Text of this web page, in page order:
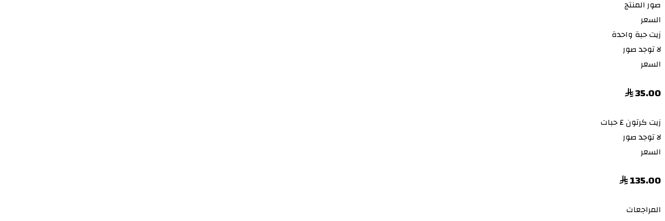
صور المنتج
السعر
زيتحبة واحدة
لا توجد صور
السعر
35.00
زيت كرتون ٤ حبات
لا توجد صور
السعر
135.00
المراجعات